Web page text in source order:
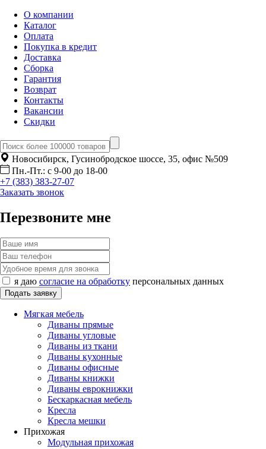
О компании
Каталог
Оплата
Покупка в кредит
Доставка
Сборка
Гарантия
Возврат
Контакты
Вакансии
Скидки
Новосибирск, Гусинобродское шоссе, 35, офис №509
Пн.-Пт.: с 9-00 до 18-00
+7 (383) 383-27-07
Заказать звонок
Перезвоните мне
я даю согласие на обработку персональных данных
Мягкая мебель
Диваны прямые
Диваны угловые
Диваны из ткани
Диваны кухонные
Диваны офисные
Диваны книжки
Диваны еврокнижки
Бескаркасная мебель
Кресла
Кресла мешки
Прихожая
Модульная прихожая